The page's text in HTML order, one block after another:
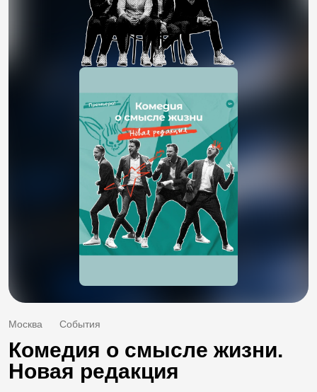
Москва События
Комедия о смысле жизни.
Новая редакция